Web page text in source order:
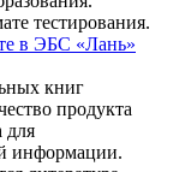
тестирования.
в ЭБС «Лань»
книг
продукта
для
информации.